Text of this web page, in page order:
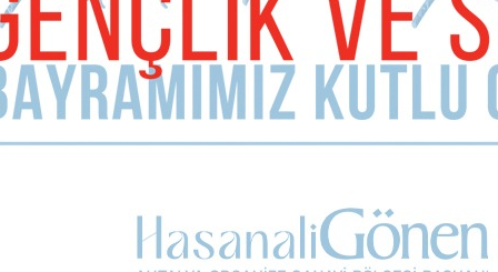
Telefon (zorunlu değil)
Yorumunuz